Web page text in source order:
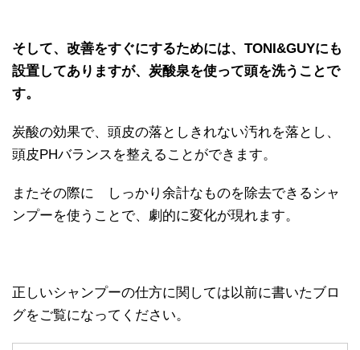
そして、改善をすぐにするためには、TONI&GUYにも
設置してありますが、炭酸泉を使って頭を洗うことで
す。
炭酸の効果で、頭皮の落としきれない汚れを落とし、
頭皮PHバランスを整えることができます。
またその際に しっかり余計なものを除去できるシャ
ンプーを使うことで、劇的に変化が現れます。
正しいシャンプーの仕方に関しては以前に書いたブロ
グをご覧になってください。